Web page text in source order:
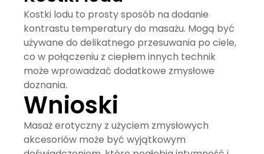
Kostki lodu to prosty sposób na dodanie
kontrastu temperatury do masażu. Mogą być
używane do delikatnego przesuwania po ciele,
co w połączeniu z ciepłem innych technik
może wprowadzać dodatkowe zmysłowe
doznania.
Wnioski
Masaż erotyczny z użyciem zmysłowych
akcesoriów może być wyjątkowym